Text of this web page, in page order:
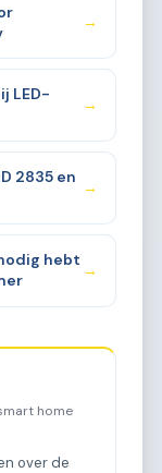
→
LED-
→
2835 en
→
hebt
→
home
over de